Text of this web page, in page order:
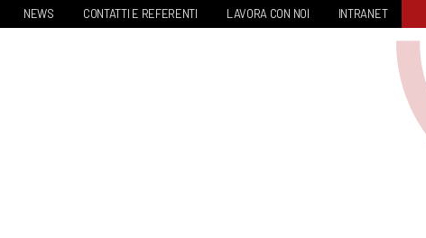
NEWS CONTATTI E REFERENTI LAVORA CON NOI INTRANET